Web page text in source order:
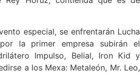
especial, se enfrentarán Lucha
la primer empresa subirán el
Impulso, Belial, Iron Kid y
a los Mexa: Metaleón, Mr. Leo,